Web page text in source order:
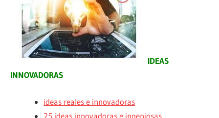
IDEAS
INNOVADORAS
ideas reales e innovadoras
25 ideas innovadoras e ingeniosas